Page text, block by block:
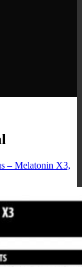
– Melatonin X3,